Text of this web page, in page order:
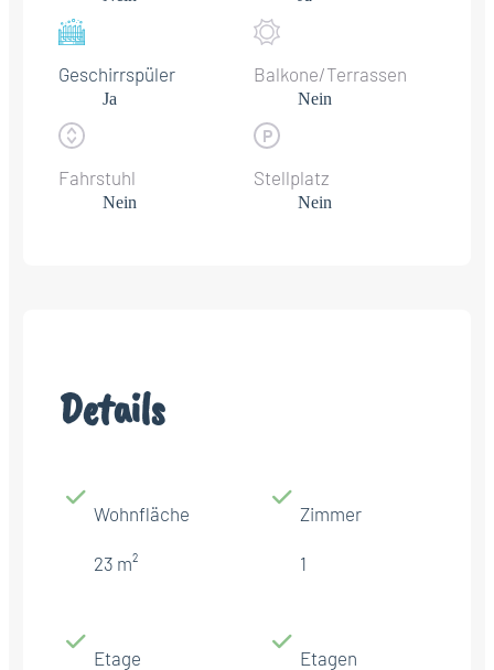
Geschirrspüler
Ja
Balkone/Terrassen
Nein
Fahrstuhl
Nein
Stellplatz
Nein
Details
Wohnfläche
23 m²
Zimmer
1
Etage Etagen